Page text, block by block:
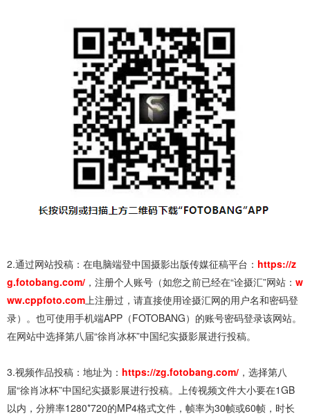
2.通过网站投稿：在电脑端登中国摄影出版传媒征稿平台： https://z
g.fotobang.com/ ，注册个人账号（如您之前已经在“诠摄汇”网站： w
ww.cppfoto.com上注册过，请直接使用诠摄汇网的用户名和密码登
录）。也可使用手机端APP（FOTOBANG）的账号密码登录该网站。
在网站中选择第八届“徐肖冰杯”中国纪实摄影展进行投稿。
3.视频作品投稿：地址为： https://zg.fotobang.com/ ，选择第八
届“徐肖冰杯”中国纪实摄影展进行投稿。上传视频文件大小要在1GB
以内，分辨率1280*720的MP4格式文件，帧率为30帧或60帧，时长